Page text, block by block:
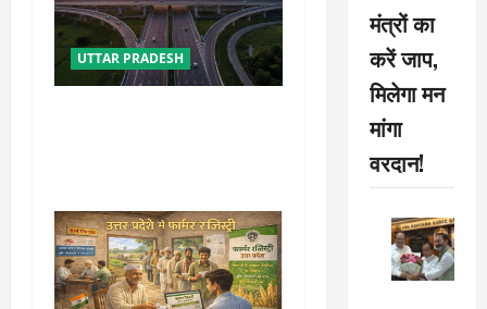
UTTAR PRADESH
मंत्रों का
करें जाप,
मिलेगा मन
मांगा
वरदान!